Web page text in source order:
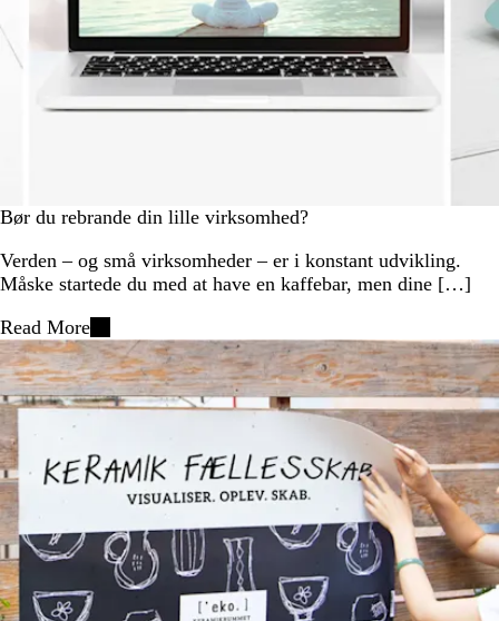
Bør du rebrande din lille virksomhed?
Verden – og små virksomheder – er i konstant udvikling.
Måske startede du med at have en kaffebar, men dine […]
Read More